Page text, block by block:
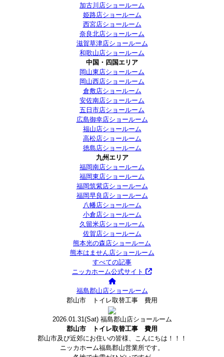
加古川店ショールーム
姫路店ショールーム
西宮店ショールーム
奈良北店ショールーム
滋賀草津店ショールーム
和歌山店ショールーム
中国・四国エリア
岡山東店ショールーム
岡山西店ショールーム
倉敷店ショールーム
安佐南店ショールーム
五日市店ショールーム
広島御幸店ショールーム
福山店ショールーム
高松店ショールーム
徳島店ショールーム
九州エリア
福岡南店ショールーム
福岡東店ショールーム
福岡筑紫店ショールーム
福岡早良店ショールーム
八幡店ショールーム
小倉店ショールーム
久留米店ショールーム
佐賀店ショールーム
熊本光の森店ショールーム
熊本はません店ショールーム
すべての記事
ニッカホーム公式サイト
福島郡山店ショールーム
郡山市 トイレ取替工事 費用
2026.01.31(Sat)福島郡山店ショールーム
郡山市 トイレ取替工事 費用
郡山市及び近郊にお住いの皆様、こんにちは！！！
ニッカホーム福島郡山営業所です。